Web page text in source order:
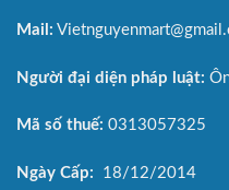
Mail:
Người đại diện pháp luật:
Mã số thuế: 0313057325
Ngày Cấp: 18/12/2014